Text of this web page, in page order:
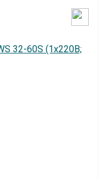
32-60S (1х220В;